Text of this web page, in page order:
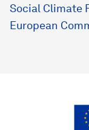
Social Climate
European